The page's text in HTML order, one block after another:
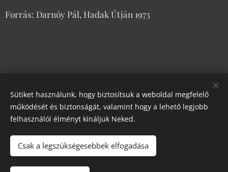
Forrás: Darnóy Pál, Hadak Útján 1973
Share
Had- és Kultúrtörténeti Egyesület
Az oldalt a Had-és Kultúrtörténeti Egyesület működteti.
Minden jog fenntartva!
Sütiket használunk, hogy biztosítsuk a weboldal megfelelő
működését és biztonságát, valamint hogy a lehető legjobb
felhasználói élményt kínáljuk Neked.
Csak a legszükségesebbek elfogadása